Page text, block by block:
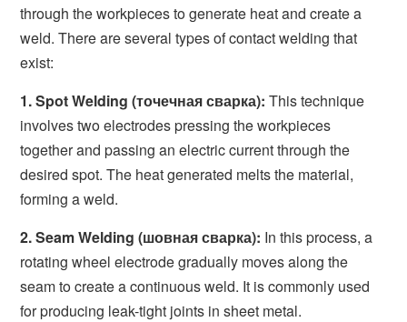
through the workpieces to generate heat and create a
weld. There are several types of contact welding that
exist:
1. Spot Welding (точечная сварка): This technique
involves two electrodes pressing the workpieces
together and passing an electric current through the
desired spot. The heat generated melts the material,
forming a weld.
2. Seam Welding (шовная сварка): In this process, a
rotating wheel electrode gradually moves along the
seam to create a continuous weld. It is commonly used
for producing leak-tight joints in sheet metal.